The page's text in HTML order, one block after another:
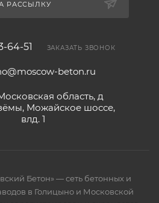
РАССЫЛКУ
64-51 ЗАКАЗАТЬ ЗВОНОК
beton.ru
область, д
Можайское шоссе,
влд. 1
Бетон» — сеть бетонных и
в Голицыно и Московской